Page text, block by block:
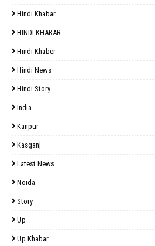
Hindi Khabar
HINDI KHABAR
Hindi Khaber
Hindi News
Hindi Story
India
Kanpur
Kasganj
Latest News
Noida
Story
Up
Up Khabar